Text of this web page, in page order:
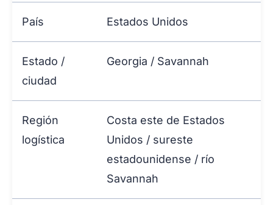
País Estados Unidos
Estado /
ciudad
Georgia / Savannah
Región
logística
Costa este de Estados
Unidos / sureste
estadounidense / río
Savannah